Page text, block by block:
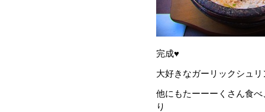
完成♥
大好きなガーリックシュ
他にもたーーーくさん食
り